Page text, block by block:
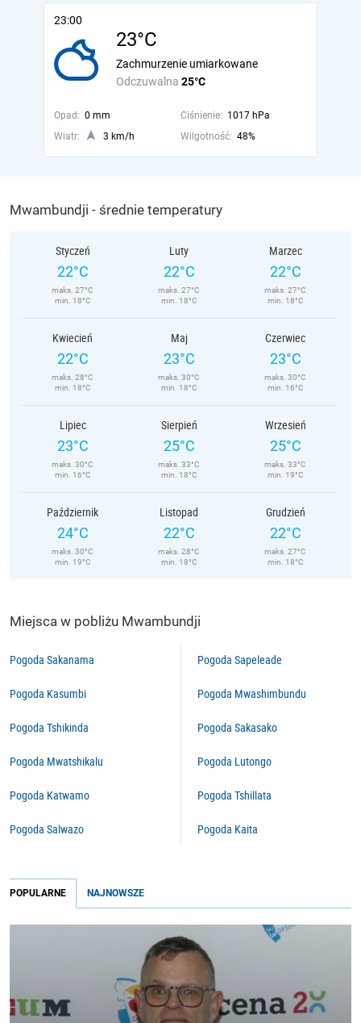
23:00
23°C
Odczuwalna 25°C
Zachmurzenie umiarkowane
Opad: 0 mm Ciśnienie: 1017 hPa
Wiatr:
3 km/h Wilgotność: 48%
Mwambundji - średnie temperatury
Styczeń
22°C
maks. 27°C
min. 18°C
Luty
22°C
maks. 27°C
min. 18°C
Marzec
22°C
maks. 27°C
min. 18°C
Kwiecień
22°C
maks. 28°C
min. 18°C
Maj
23°C
maks. 30°C
min. 18°C
Czerwiec
23°C
maks. 30°C
min. 16°C
Lipiec
23°C
maks. 30°C
min. 16°C
Sierpień
25°C
maks. 33°C
min. 18°C
Wrzesień
25°C
maks. 33°C
min. 19°C
Październik
24°C
maks. 30°C
min. 19°C
Listopad
22°C
maks. 28°C
min. 18°C
Grudzień
22°C
maks. 27°C
min. 18°C
Miejsca w pobliżu Mwambundji
Pogoda Sakanama
Pogoda Kasumbi
Pogoda Tshikinda
Pogoda Mwatshikalu
Pogoda Katwamo
Pogoda Salwazo
Pogoda Sapeleade
Pogoda Mwashimbundu
Pogoda Sakasako
Pogoda Lutongo
Pogoda Tshillata
Pogoda Kaita
POPULARNE NAJNOWSZE